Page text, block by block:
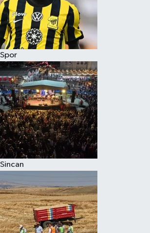
Spor
Sincan